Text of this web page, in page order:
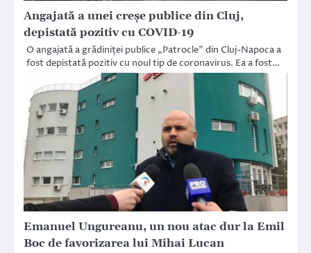
Angajată a unei creșe publice din Cluj,
depistată pozitiv cu COVID-19
O angajată a grădiniței publice „Patrocle” din Cluj-Napoca a
fost depistată pozitiv cu noul tip de coronavirus. Ea a fost…
Emanuel Ungureanu, un nou atac dur la Emil
Boc de favorizarea lui Mihai Lucan